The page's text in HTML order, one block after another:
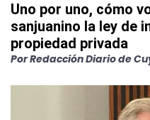
Uno por uno, cómo
sanjuanino la ley de
propiedad privada
PorRedacción Diario de